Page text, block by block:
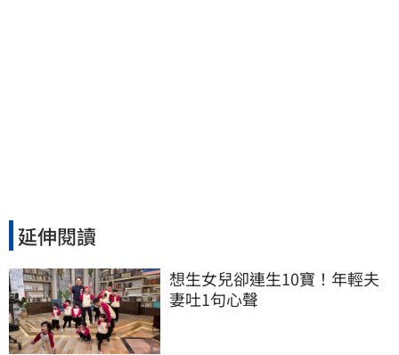
延伸閱讀
想生女兒卻連生10寶！年輕夫
妻吐1句心聲